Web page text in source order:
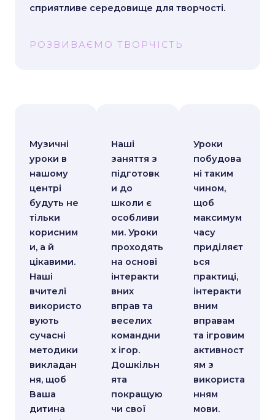
Музичні
и, а й
цікавими.
Наші
вчителі
використо
вують
сучасні
методики
викладан
ня, щоб
Ваша
дитина
полюбила
музику.
МУЗИЧН
ИЙ
РОЗВИТ
Наші
проходять
на основі
інтеракти
вних
вправ та
веселих
командни
х ігор.
Дошкільн
ята
покращую
чи свої
знання.
ПІДГОТ
ОВКА
ДО
приділяєт
ься
практиці,
інтеракти
вним
вправам
та ігровим
активност
ям з
використа
нням
мови.
ІНОЗЕМ
НІ
МОВИ